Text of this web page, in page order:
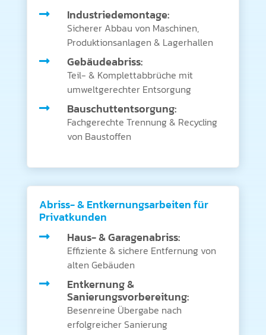
 Industriedemontage:
Sicherer Abbau von Maschinen,
Produktionsanlagen & Lagerhallen
 Gebäudeabriss:
Teil- & Komplettabbrüche mit
umweltgerechter Entsorgung
 Bauschuttentsorgung:
Fachgerechte Trennung & Recycling
von Baustoffen
Abriss- & Entkernungsarbeiten für
Privatkunden
 Haus- & Garagenabriss:
Effiziente & sichere Entfernung von
alten Gebäuden
 Entkernung &
Sanierungsvorbereitung:
Besenreine Übergabe nach
erfolgreicher Sanierung